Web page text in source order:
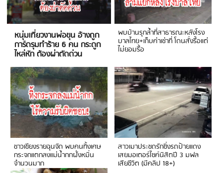
หนุ่มเที่ยวงานพ่อขุน อ้างถูก
การ์ดรุมทำร้าย 6 คน กระดูก
ไหล่หัก ต้องผ่าตัดด่วน
พบบ้านรุกล้ำที่สาธารณะหลังโรง
บาลไทย+เก็บค่าเช่าที่ โดนสั่งรื้อแต่
ไม่ยอมรื้อ
ชาวเชียงรายฉุนจัด พบคนทิ้งเศษ
กระจกแตกลงแม่น้ำกกฝั่งหมิ่น
จำนวนมาก
สาวเมาประชดรักซิ่งรถป้ายแดง
เสยมอเตอร์ไซค์นิสิตปี 3 มฟล
เสียชีวิต (มีคลิป 18+)